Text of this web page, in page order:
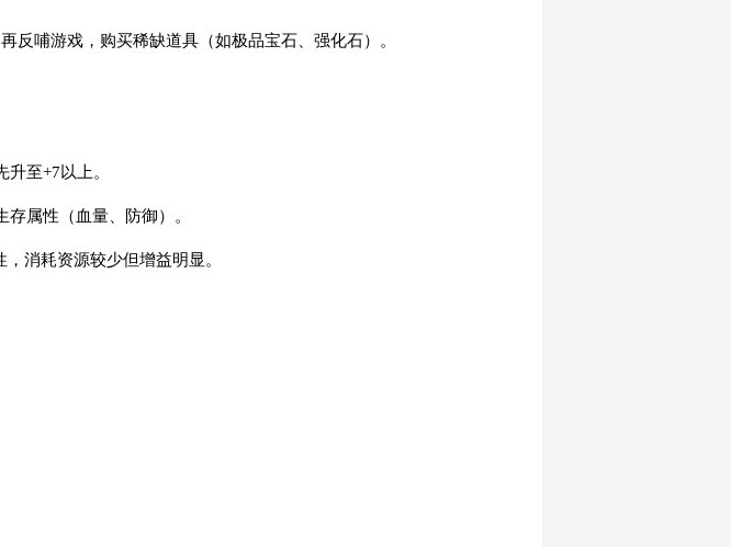
反哺游戏，购买稀缺道具（如极品宝石、强化石）。
至+7以上。
属性（血量、防御）。
消耗资源较少但增益明显。